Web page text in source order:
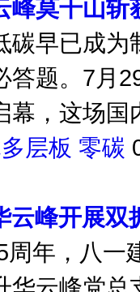
峰莫干山
碳早已成
答题。7月
幕，这场
层板 零碳
云峰开展双
周年，八